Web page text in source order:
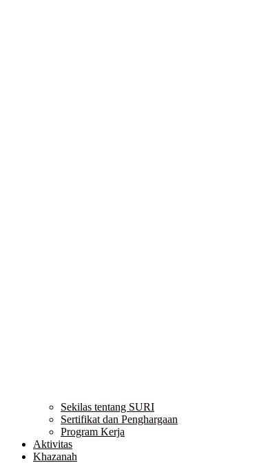
Sekilas tentang SURI
Sertifikat dan Penghargaan
Program Kerja
Aktivitas
Khazanah